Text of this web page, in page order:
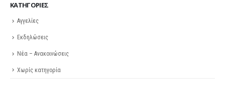
KΑΤΗΓΟΡΊΕΣ
Αγγελίες
Εκδηλώσεις
Νέα – Ανακοινώσεις
Χωρίς κατηγορία